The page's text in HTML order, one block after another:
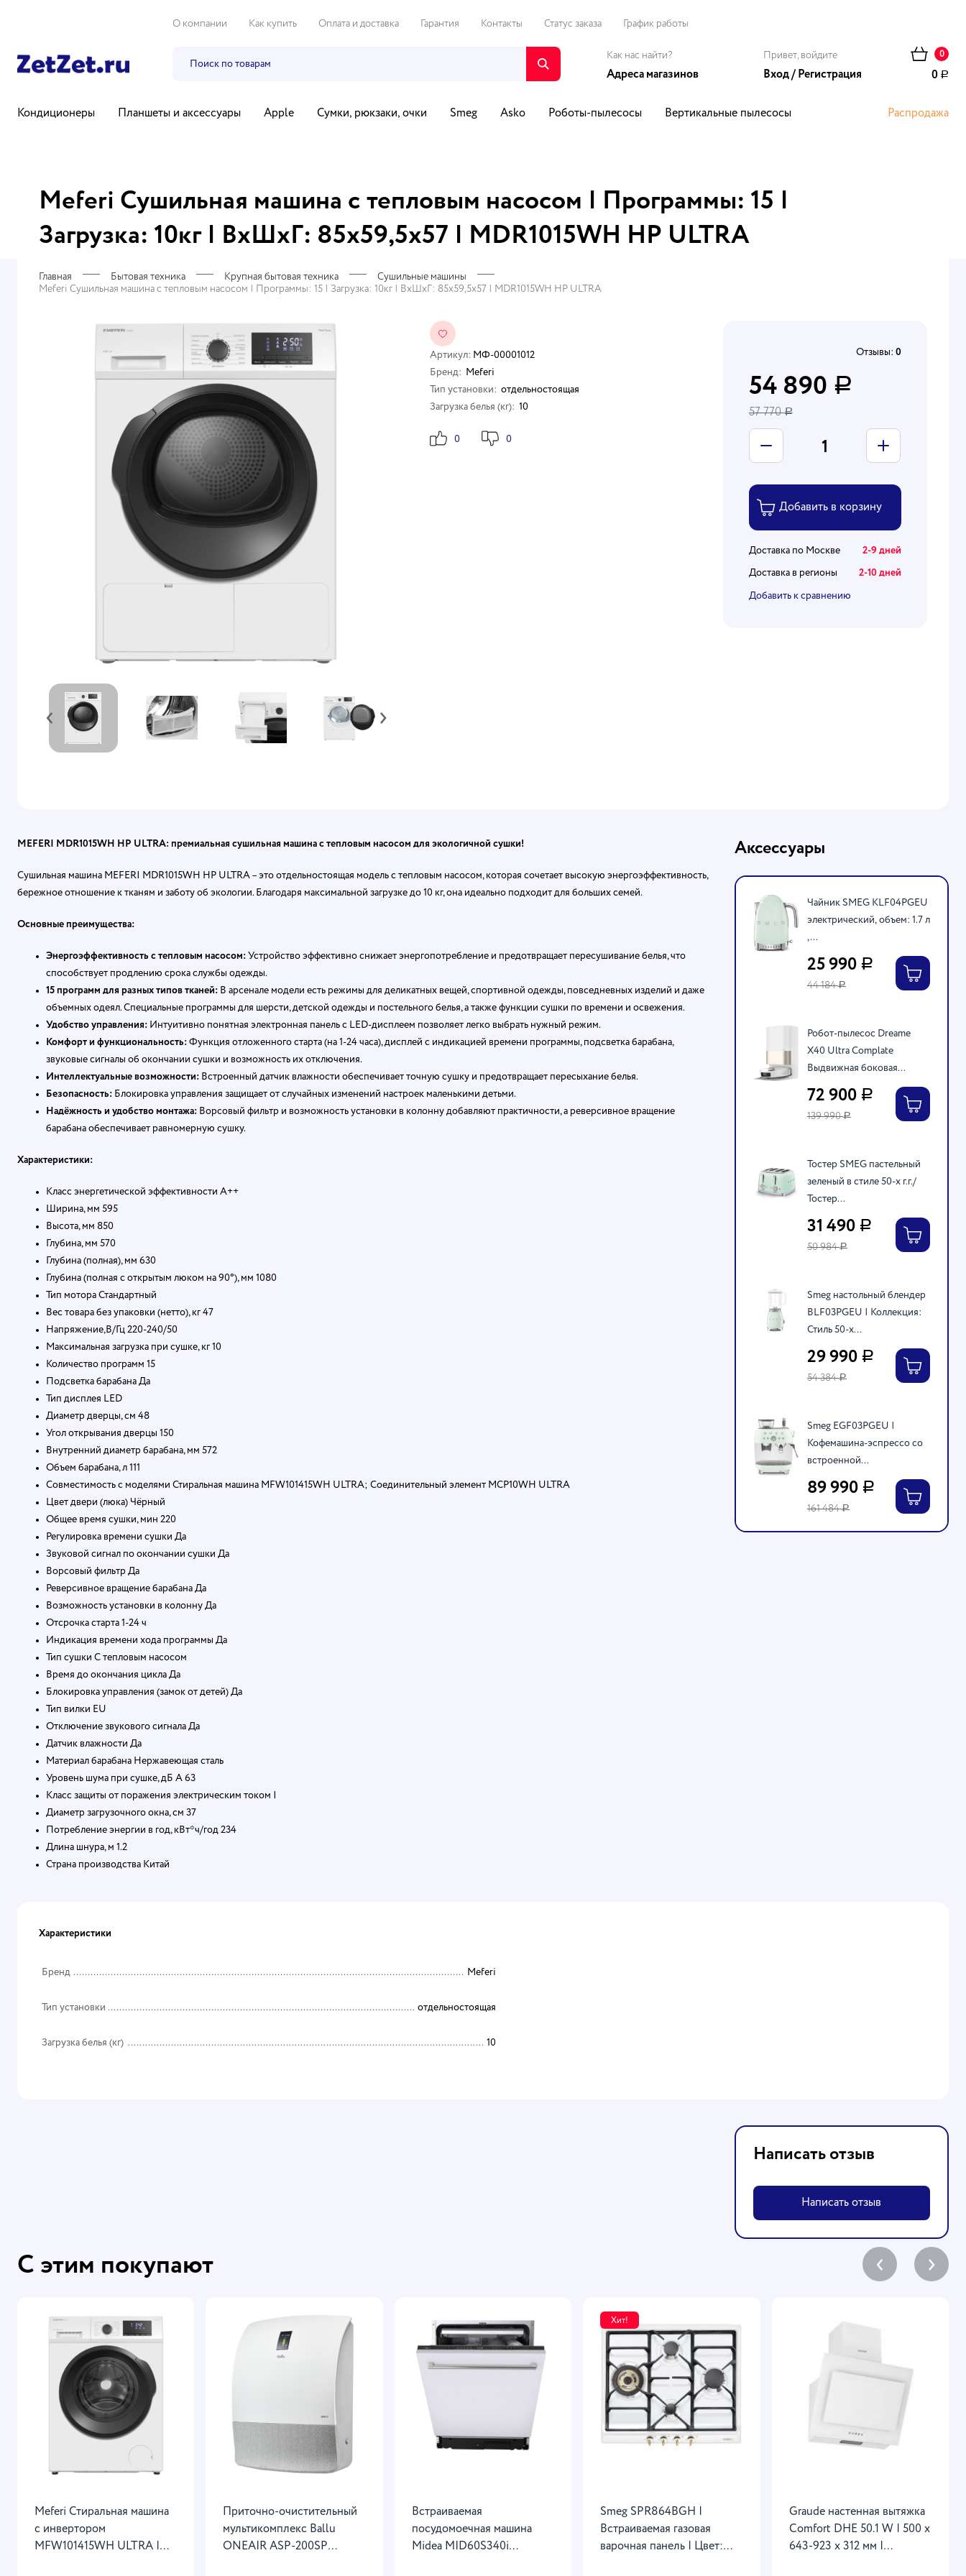
0
0 Р
Привет, войдите
Вход/ Регистрация
О компании Как купить Оплата и доставка Гарантия Контакты Статус заказа График работы
Как нас найти?
Адреса магазинов
Кондиционеры Планшеты и аксессуары Apple Сумки, рюкзаки, очки Smeg Asko Роботы-пылесосы
Вертикальные пылесосы
Распродажа
Meferi Сушильная машина с тепловым насосом | Программы: 15 |
Загрузка: 10кг | ВхШхГ: 85х59,5х57 | MDR1015WH HP ULTRA
Главная Бытовая техника Крупная бытовая техника
Сушильные машины
Meferi Сушильная машина с тепловым насосом | Программы: 15 | Загрузка: 10кг | ВхШхГ: 85х59,5х57 | MDR1015WH HP ULTRA
‹ ›
Артикул: МФ-00001012
Бренд:
Meferi
Тип установки: отдельностоящая
Загрузка белья (кг): 10
0 0
Отзывы: 0
54 890 Р
57 770Р
Доставка по Москве 2-9 дней
Доставка в регионы 2-10 дней
Добавить к сравнению
MEFERI MDR1015WH HP ULTRA: премиальная сушильная машина с тепловым насосом для экологичной сушки!
Сушильная машина MEFERI MDR1015WH HP ULTRA – это отдельностоящая модель с тепловым насосом, которая сочетает высокую энергоэффективность,
бережное отношение к тканям и заботу об экологии. Благодаря максимальной загрузке до 10 кг, она идеально подходит для больших семей.
Основные преимущества:
Энергоэффективность с тепловым насосом: Устройство эффективно снижает энергопотребление и предотвращает пересушивание белья, что
способствует продлению срока службы одежды.
15 программ для разных типов тканей: В арсенале модели есть режимы для деликатных вещей, спортивной одежды, повседневных изделий и даже
объемных одеял. Специальные программы для шерсти, детской одежды и постельного белья, а также функции сушки по времени и освежения.
Удобство управления: Интуитивно понятная электронная панель с LED-дисплеем позволяет легко выбрать нужный режим.
Комфорт и функциональность: Функция отложенного старта (на 1-24 часа), дисплей с индикацией времени программы, подсветка барабана,
звуковые сигналы об окончании сушки и возможность их отключения.
Интеллектуальные возможности: Встроенный датчик влажности обеспечивает точную сушку и предотвращает пересыхание белья.
Безопасность: Блокировка управления защищает от случайных изменений настроек маленькими детьми.
Надёжность и удобство монтажа: Ворсовый фильтр и возможность установки в колонну добавляют практичности, а реверсивное вращение
барабана обеспечивает равномерную сушку.
Характеристики:
Класс энергетической эффективности A++
Ширина, мм 595
Высота, мм 850
Глубина, мм 570
Глубина (полная), мм 630
Глубина (полная с открытым люком на 90°), мм 1080
Тип мотора Стандартный
Вес товара без упаковки (нетто), кг 47
Напряжение,В/Гц 220-240/50
Максимальная загрузка при сушке, кг 10
Количество программ 15
Подсветка барабана Да
Тип дисплея LED
Диаметр дверцы, см 48
Угол открывания дверцы 150
Внутренний диаметр барабана, мм 572
Объем барабана, л 111
Совместимость с моделями Стиральная машина MFW101415WH ULTRA; Соединительный элемент MCP10WH ULTRA
Цвет двери (люка) Чёрный
Общее время сушки, мин 220
Регулировка времени сушки Да
Звуковой сигнал по окончании сушки Да
Ворсовый фильтр Да
Реверсивное вращение барабана Да
Возможность установки в колонну Да
Отсрочка старта 1-24 ч
Индикация времени хода программы Да
Тип сушки С тепловым насосом
Время до окончания цикла Да
Блокировка управления (замок от детей) Да
Тип вилки EU
Отключение звукового сигнала Да
Датчик влажности Да
Материал барабана Нержавеющая сталь
Уровень шума при сушке, дБ А 63
Класс защиты от поражения электрическим током I
Диаметр загрузочного окна, см 37
Потребление энергии в год, кВт*ч/год 234
Длина шнура, м 1.2
Страна производства Китай
Аксессуары
Чайник SMEG KLF04PGEU
электрический, объем: 1.7 л
,...
25 990 Р
44 184Р
Робот-пылесос Dreame
X40 Ultra Complate
Выдвижная боковая...
72 900 Р
139 990Р
Тостер SMEG пастельный
зеленый в стиле 50-х г.г./
Тостер...
31 490 Р
50 984Р
Smeg настольный блендер
BLF03PGEU | Коллекция:
Стиль 50-х...
29 990 Р
54 384Р
Smeg EGF03PGEU |
Кофемашина-эспрессо со
встроенной...
89 990 Р
161 484Р
Характеристики
Бренд Meferi
Тип установки отдельностоящая
Загрузка белья (кг) 10
Написать отзыв
Написать отзыв
С этим покупают
Meferi Стиральная машина
с инвертором
MFW101415WH ULTRA |
​Приточно-очистительный
мультикомплекс Ballu
ONEAIR ASP-200SP
Встраиваемая
посудомоечная машина
Midea MID60S340i
Хит!
Smeg SPR864BGH |
Встраиваемая газовая
варочная панель | Цвет:
Graude настенная вытяжка
Comfort DHE 50.1 W | 500 х
643-923 х 312 мм |
‹ ›